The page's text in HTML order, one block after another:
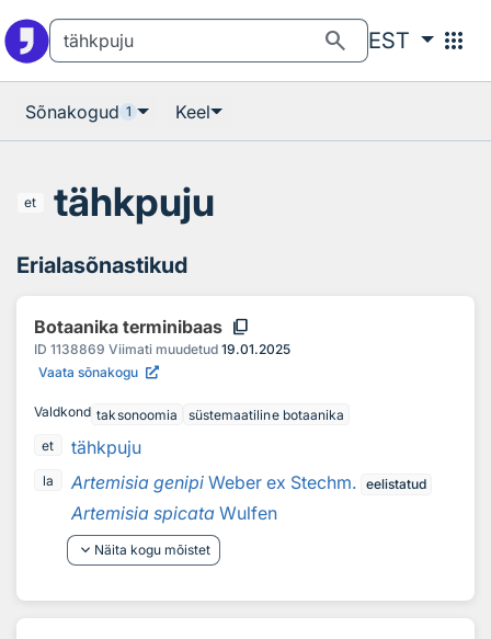
search EST apps
Sõnakogud 1 Keel
et tähkpuju
Erialasõnastikud
Botaanika terminibaas content_copy
ID 1138869 Viimati muudetud 19.01.2025
Vaata sõnakogu
Valdkond taksonoomia
süstemaatiline botaanika
et
tähkpuju
la Artemisia genipi Weber ex Stechm. eelistatud
Artemisia spicata Wulfen
keyboard_arrow_down Näita kogu mõistet